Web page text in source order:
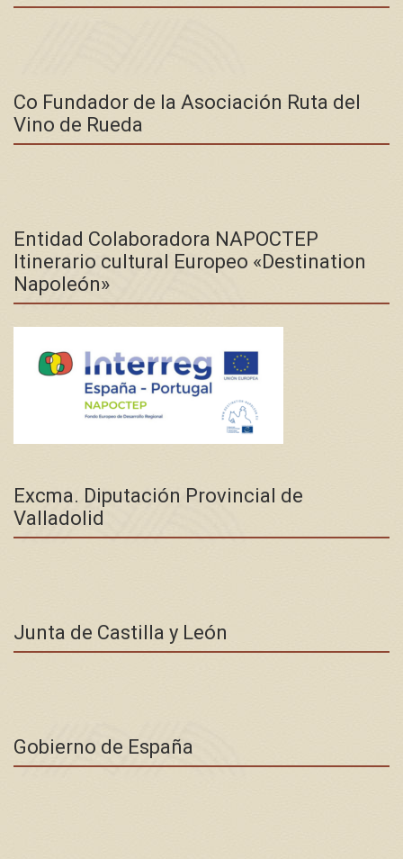
Co Fundador de la Asociación Ruta del
Vino de Rueda
Entidad Colaboradora NAPOCTEP
Itinerario cultural Europeo «Destination
Napoleón»
Excma. Diputación Provincial de
Valladolid
Junta de Castilla y León
Gobierno de España